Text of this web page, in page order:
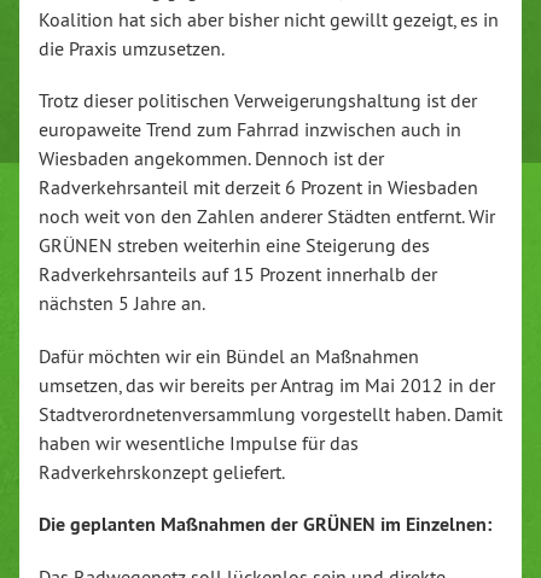
Koalition hat sich aber bisher nicht gewillt gezeigt, es in
die Praxis umzusetzen.
Trotz dieser politischen Verweigerungshaltung ist der
europaweite Trend zum Fahrrad inzwischen auch in
Wiesbaden angekommen. Dennoch ist der
Radverkehrsanteil mit derzeit 6 Prozent in Wiesbaden
noch weit von den Zahlen anderer Städten entfernt. Wir
GRÜNEN streben weiterhin eine Steigerung des
Radverkehrsanteils auf 15 Prozent innerhalb der
nächsten 5 Jahre an.
Dafür möchten wir ein Bündel an Maßnahmen
umsetzen, das wir bereits per Antrag im Mai 2012 in der
Stadtverordnetenversammlung vorgestellt haben. Damit
haben wir wesentliche Impulse für das
Radverkehrskonzept geliefert.
Die geplanten Maßnahmen der GRÜNEN im Einzelnen: